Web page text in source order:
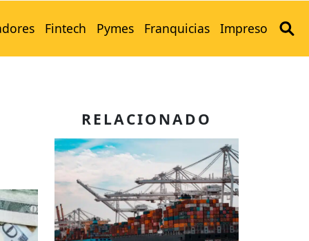
Fintech Pymes Franquicias Impreso
RELACIONADO